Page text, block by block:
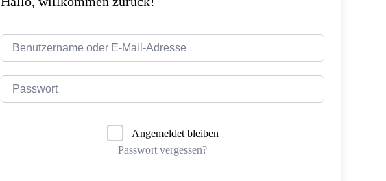
Angemeldet bleiben
Passwort vergessen?